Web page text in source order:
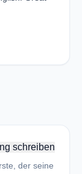
schreiben
der seine